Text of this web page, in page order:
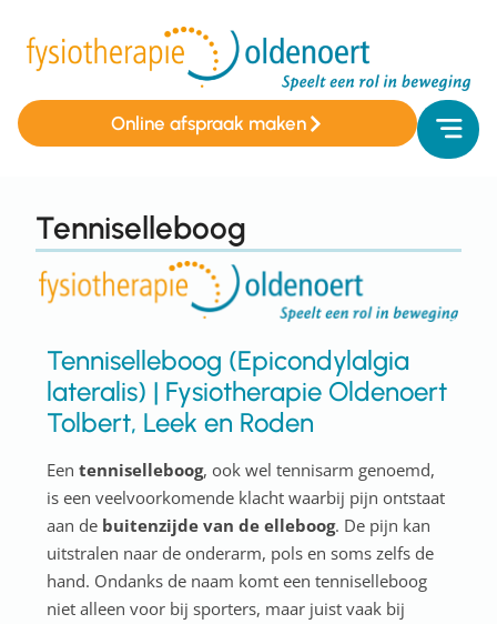
Online afspraak maken
Tenniselleboog
Tenniselleboog (Epicondylalgia
lateralis) | Fysiotherapie Oldenoert
Tolbert, Leek en Roden
Een tenniselleboog, ook wel tennisarm genoemd,
is een veelvoorkomende klacht waarbij pijn ontstaat
aan de buitenzijde van de elleboog. De pijn kan
uitstralen naar de onderarm, pols en soms zelfs de
hand. Ondanks de naam komt een tenniselleboog
niet alleen voor bij sporters, maar juist vaak bij